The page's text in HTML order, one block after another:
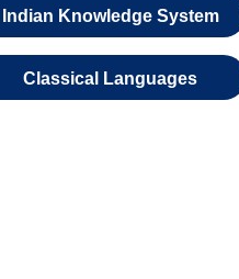
Indian Knowledge System
Classical Languages